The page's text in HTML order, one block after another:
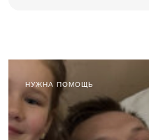
НУЖНА ПОМОЩЬ